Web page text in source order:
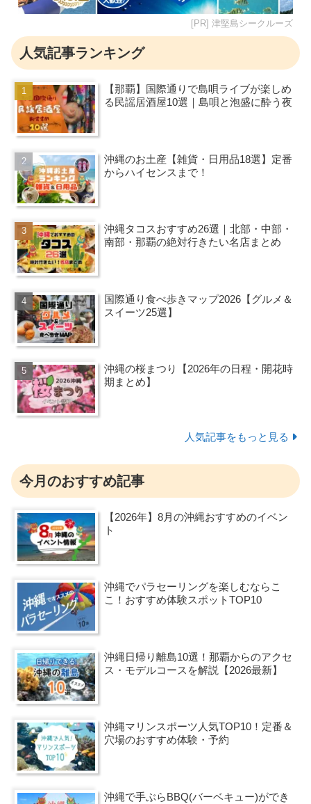
[PR] 津堅島シークルーズ
人気記事ランキング
【那覇】国際通りで島唄ライブが楽しめ
る民謡居酒屋10選｜島唄と泡盛に酔う夜
沖縄のお土産【雑貨・日用品18選】定番
からハイセンスまで！
沖縄タコスおすすめ26選｜北部・中部・
南部・那覇の絶対行きたい名店まとめ
国際通り食べ歩きマップ2026【グルメ＆
スイーツ25選】
沖縄の桜まつり【2026年の日程・開花時
期まとめ】
人気記事をもっと見る
今月のおすすめ記事
【2026年】8月の沖縄おすすめのイベン
ト
沖縄でパラセーリングを楽しむならこ
こ！おすすめ体験スポットTOP10
沖縄日帰り離島10選！那覇からのアクセ
ス・モデルコースを解説【2026最新】
沖縄マリンスポーツ人気TOP10！定番＆
穴場のおすすめ体験・予約
沖縄で手ぶらBBQ(バーベキュー)ができ